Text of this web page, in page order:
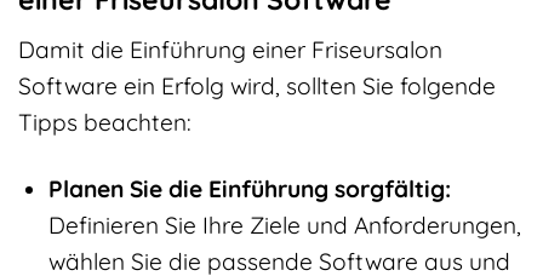
Damit die Einführung einer Friseursalon
Software ein Erfolg wird, sollten Sie folgende
Tipps beachten:
Planen Sie die Einführung sorgfältig:
Definieren Sie Ihre Ziele und Anforderungen,
wählen Sie die passende Software aus und